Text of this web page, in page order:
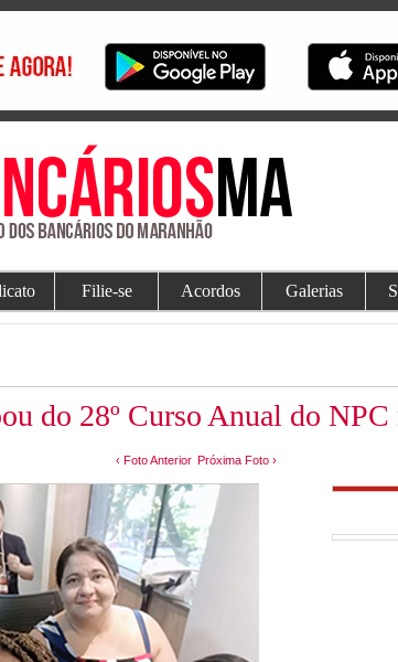
Filie-se Acordos Galerias
do 28º Curso Anual do NPC
‹ Foto Anterior Próxima Foto ›